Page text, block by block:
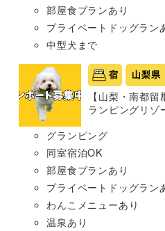
部屋食プランあり
プライベートドッグラン
中型犬まで
宿 山梨県
【山梨・南都
ランピングリゾ
グランピング
同室宿泊OK
部屋食プランあり
プライベートドッグラン
わんこメニューあり
温泉あり